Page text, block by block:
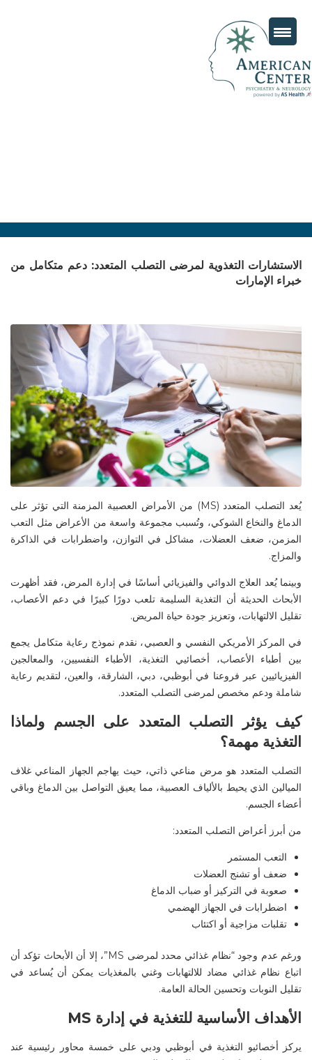
الاستشارات التغذوية لمرضى التصلب المتعدد: دعم متكامل من
خبراء الإمارات
يُعد التصلب المتعدد(MS)
من الأمراض العصبية المزمنة التي تؤثر على
الدماغ والنخاع الشوكي، وتُسبب مجموعة واسعة من الأعراض مثل التعب
المزمن، ضعف العضلات، مشاكل في التوازن، واضطرابات في الذاكرة
والمزاج.
وبينما يُعد العلاج الدوائي والفيزيائي أساسًا في إدارة المرض، فقد أظهرت
الأبحاث الحديثة أن التغذية السليمة تلعب دورًا كبيرًا في دعم الأعصاب،
تقليل الالتهابات، وتعزيز جودة حياة المريض.
في المركز الأمريكي النفسي و العصبي، نقدم نموذج رعاية متكامل يجمع
بين أطباء الأعصاب، أخصائيي التغذية، الأطباء النفسيين، والمعالجين
الفيزيائيين عبر فروعنا في أبوظبي، دبي، الشارقة، والعين، لتقديم رعاية
شاملة ودعم مخصص لمرضى التصلب المتعدد.
كيف يؤثر التصلب المتعدد على الجسم ولماذا
التغذية مهمة؟
التصلب المتعدد هو مرض مناعي ذاتي، حيث يهاجم الجهاز المناعي غلاف
الميالين الذي يحيط بالألياف العصبية، مما يعيق التواصل بين الدماغ وباقي
أعضاء الجسم.
من أبرز أعراض التصلب المتعدد:
التعب المستمر
ضعف أو تشنج العضلات
صعوبة في التركيز أو ضباب الدماغ
اضطرابات في الجهاز الهضمي
تقلبات مزاجية أو اكتئاب
ورغم عدم وجود “نظام غذائي محدد لمرضى
، إلا أن الأبحاث تؤكد أن
اتباع نظام غذائي مضاد للالتهابات وغني بالمغذيات يمكن أن يُساعد في
تقليل النوبات وتحسين الحالة العامة.
الأهداف الأساسية للتغذية في إدارة
يركز أخصائيو التغذية في أبوظبي ودبي على خمسة محاور رئيسية عند